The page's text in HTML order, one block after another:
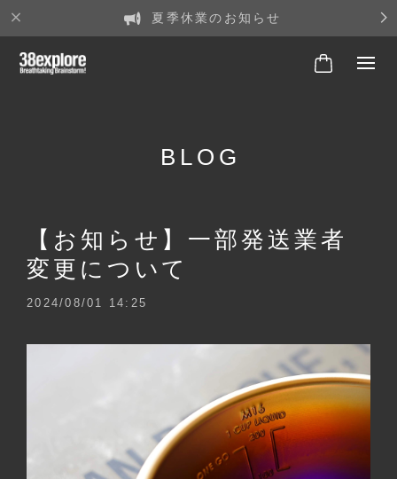
夏季休業のお知らせ
BLOG
【お知らせ】一部発送業者
変更について
2024/08/01 14:25